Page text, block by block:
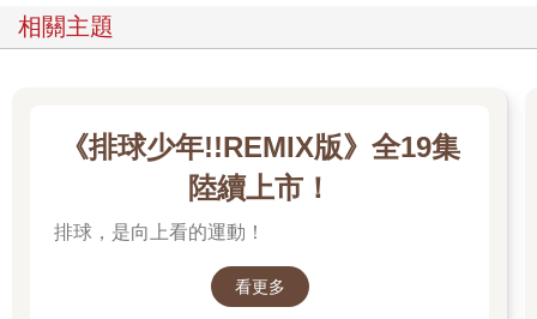
相關主題
《排球少年!!REMIX版》全19集
陸續上市！
排球，是向上看的運動！
看更多